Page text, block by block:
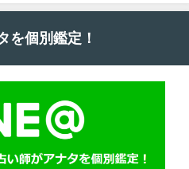
を個別鑑定！